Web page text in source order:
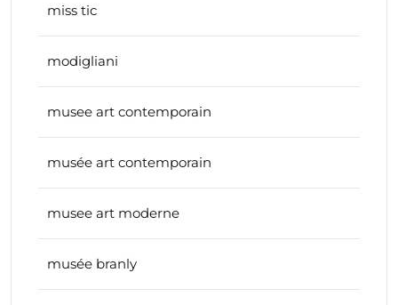
miss tic
modigliani
musee art contemporain
musée art contemporain
musee art moderne
musée branly